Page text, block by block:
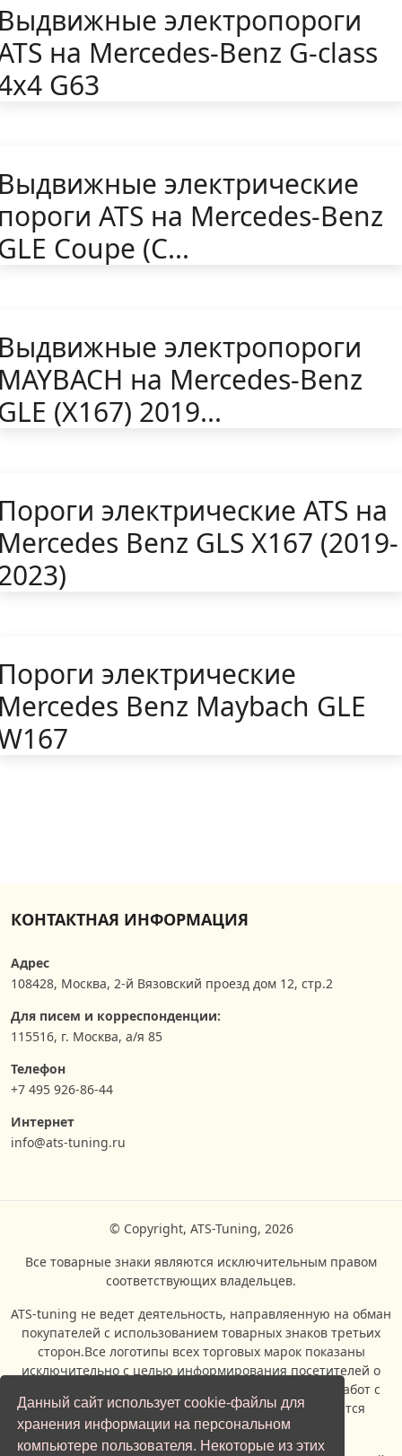
Данный сайт использует cookie-файлы для
хранения информации на персональном
компьютере пользователя. Некоторые из этих
электропороги
на Mercedes-Benz G-class
G63
электрические
ATS на Mercedes-Benz
Coupe (C...
электропороги
на Mercedes-Benz
(X167) 2019...
электрические ATS на
Benz GLS Х167 (2019-
электрические
Benz Maybach GLE
КОНТАКТНАЯ ИНФОРМАЦИЯ
Адрес
108428, Москва, 2-й Вязовский проезд дом 12, стр.2
Для писем и корреспонденции:
115516, г. Москва, а/я 85
Телефон
+7 495 926-86-44
Интернет
info@ats-tuning.ru
© Copyright, ATS-Tuning, 2026
Все товарные знаки являются исключительным правом
соответствующих владельцев.
ATS-tuning не ведет деятельность, направляенную на обман
покупателей с использованием товарных знаков третьих
сторон.Все логотипы всех торговых марок показаны
исключительно с целью информирования посетителей о
возможности проведения ремонтых и сервисных работ с
автомобилями, производителями которых являются
владельцы торговых марок.